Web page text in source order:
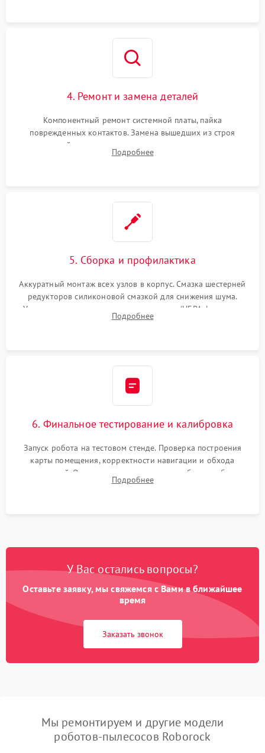
4. Ремонт и замена деталей
Компонентный ремонт системной платы, пайка
поврежденных контактов. Замена вышедших из строя
двигателей, изношенного аккумулятора, неисправного
лидара или помпы подачи воды. Восстановление шлейфов и
Подробнее
5. Сборка и профилактика
Аккуратный монтаж всех узлов в корпус. Смазка шестерней
редукторов силиконовой смазкой для снижения шума.
Установка новых расходных материалов (HEPA-фильтров,
микрофибры, щеток). Надежная фиксация разъемов и
Подробнее
6. Финальное тестирование и калибровка
Запуск робота на тестовом стенде. Проверка построения
карты помещения, корректности навигации и обхода
препятствий. Оценка силы всасывания и работы турбины.
Тестирование автоматического возврата на док-станцию и
Подробнее
У Вас остались вопросы?
Оставьте заявку, мы свяжемся с Вами в ближайшее
время
Заказать звонок
Мы ремонтируем и другие модели
роботов-пылесосов Roborock